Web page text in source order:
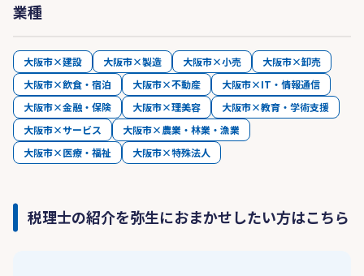
業種
大阪市×建設 大阪市×製造 大阪市×小売
大阪市×卸売
大阪市×飲食・宿泊
大阪市×不動産
大阪市×IT・情報通信
大阪市×金融・保険
大阪市×理美容
大阪市×教育・学術支援
大阪市×サービス
大阪市×農業・林業・漁業
大阪市×医療・福祉
大阪市×特殊法人
税理士の紹介を弥生におまかせしたい方はこちら